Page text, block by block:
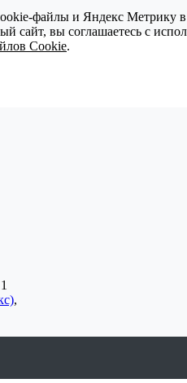
,
файлы и Яндекс Метрику
сайт, вы соглашаетесь с
Cookie.